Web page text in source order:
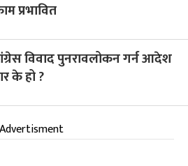
प्रभावित
विवाद पुनरावलोकन गर्न आदेश
के हो ?
Advertisment